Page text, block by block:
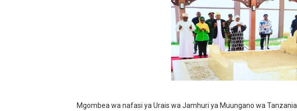
LONDO AIPONGEZA FCC KWA KUJENGA
TBS YASISITIZA UBORA WA BIDHAA KUWA
MRADI WA KITUO CHA KUONGEZA
WACHIMBAJI WADOGO NAMUNGO
DARAJA LA BILIONI 1.2 KUONDOA KERO YA
Mgombea wa nafasi ya Urais wa Jamhuri ya Muungano wa